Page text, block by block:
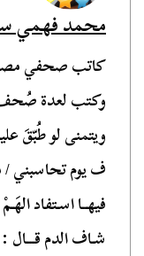
محمد فهمي
كاتب صحفي مصري
وكتب لعدة صُحف
ويتمنى لو طُبّقَ
ف يوم تحاسبني /
فيهــا اسـتفاد
شـاف الدم